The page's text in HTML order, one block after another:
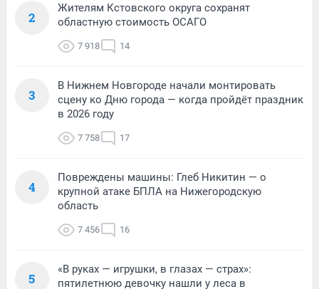
2
Жителям Кстовского округа сохранят
областную стоимость ОСАГО
7 918 14
3
В Нижнем Новгороде начали монтировать
сцену ко Дню города — когда пройдёт праздник
в 2026 году
7 758 17
4
Повреждены машины: Глеб Никитин — о
крупной атаке БПЛА на Нижегородскую
область
7 456 16
5
«В руках — игрушки, в глазах — страх»:
пятилетнюю девочку нашли у леса в